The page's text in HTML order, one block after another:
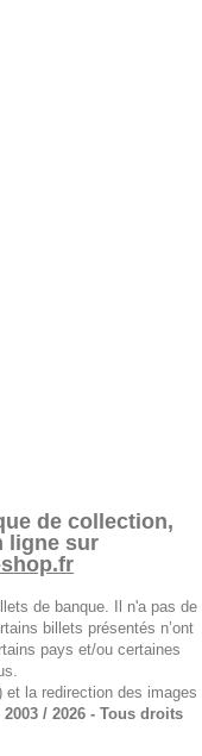
de collection,
ligne sur
de banque. Il n'a pas de
billets présentés n’ont
pays et/ou certaines
et la redirection des images
/ 2026 - Tous droits